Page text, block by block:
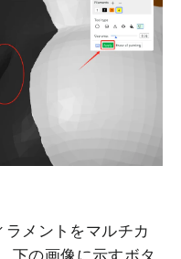
メントをマルチカ